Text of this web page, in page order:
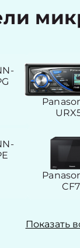
Показать